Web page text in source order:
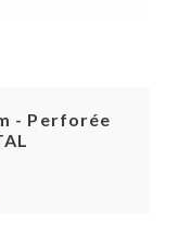
- Perforée